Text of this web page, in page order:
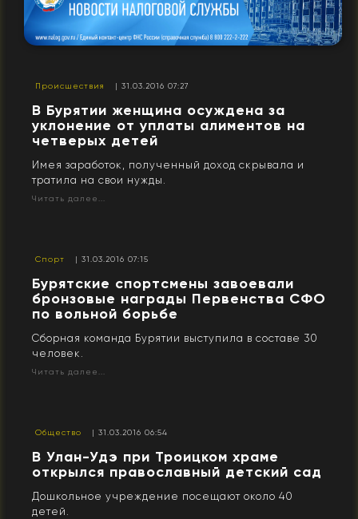
Происшествия | 31.03.2016 07:27
В Бурятии женщина осуждена за
уклонение от уплаты алиментов на
четверых детей
Имея заработок, полученный доход скрывала и
тратила на свои нужды.
Читать далее...
Спорт | 31.03.2016 07:15
Бурятские спортсмены завоевали
бронзовые награды Первенства СФО
по вольной борьбе
Сборная команда Бурятии выступила в составе 30
человек.
Читать далее...
Общество | 31.03.2016 06:54
В Улан-Удэ при Троицком храме
открылся православный детский сад
Дошкольное учреждение посещают около 40
детей.